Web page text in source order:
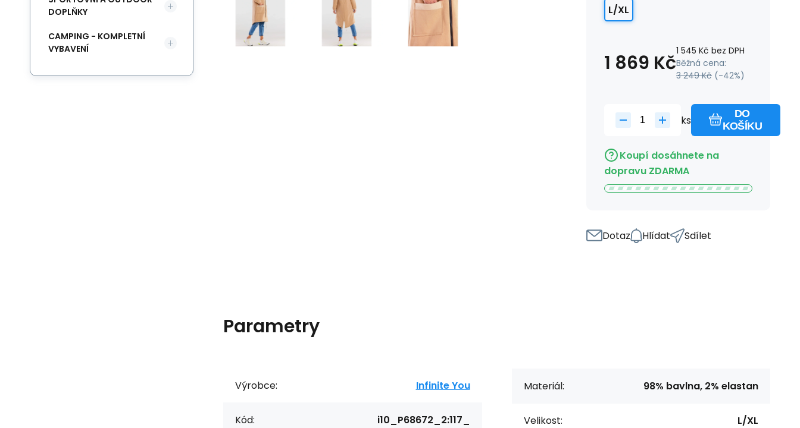
L/XL
1 869 Kč1 545 Kč bez DPH
Běžná cena:
3 249 Kč (-42%)
ks
DO
KOŠÍKU
Koupí dosáhnete na
dopravu ZDARMA
Dotaz Hlídat Sdílet
Parametry
Výrobce: Infinite You
Kód: i10_P68672_2:117_
Materiál: 98% bavlna, 2% elastan
Velikost: L/XL
DOPLŇKY
CAMPING - KOMPLETNÍ
VYBAVENÍ